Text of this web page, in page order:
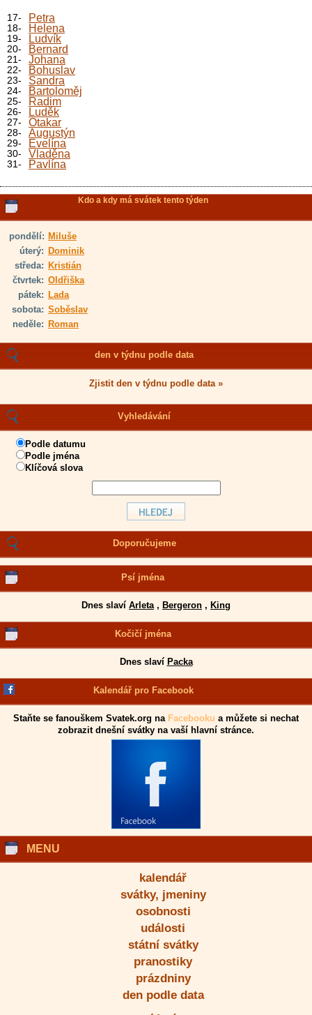
17- Petra
18- Helena
19- Ludvík
20- Bernard
21- Johana
22- Bohuslav
23- Sandra
24- Bartoloměj
25- Radim
26- Luděk
27- Otakar
28- Augustýn
29- Evelína
30- Vladěna
31- Pavlína
Kdo a kdy má svátek tento týden
pondělí: Miluše
úterý: Dominik
středa: Kristián
čtvrtek: Oldřiška
pátek: Lada
sobota: Soběslav
neděle: Roman
den v týdnu podle data
Zjistit den v týdnu podle data »
Vyhledávání
Podle datumu
Podle jména
Klíčová slova
Doporučujeme
Psí jména
Dnes slaví Arleta, Bergeron , King
Kočičí jména
Dnes slaví Packa
Kalendář pro Facebook
Staňte se fanouškem Svatek.org na Facebooku a můžete si nechat
zobrazit dnešní svátky na vaší hlavní stránce.
MENU
kalendář
svátky, jmeniny
osobnosti
události
státní svátky
pranostiky
prázdniny
den podle data